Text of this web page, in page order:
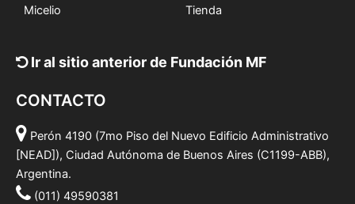
Micelio
Tienda
Ir al sitio anterior de Fundación MF
CONTACTO
Perón 4190 (7mo Piso del Nuevo Edificio Administrativo
[NEAD]), Ciudad Autónoma de Buenos Aires (C1199-ABB),
Argentina.
(011) 49590381